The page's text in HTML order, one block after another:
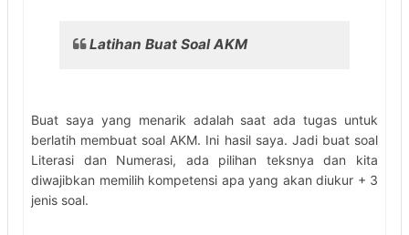
Latihan Buat Soal AKM
Buat saya yang menarik adalah saat ada tugas untuk
berlatih membuat soal AKM. Ini hasil saya. Jadi buat soal
Literasi dan Numerasi, ada pilihan teksnya dan kita
diwajibkan memilih kompetensi apa yang akan diukur + 3
jenis soal.